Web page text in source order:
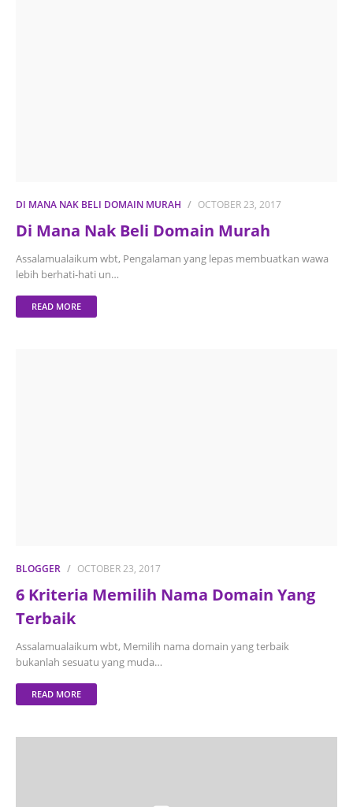
DI MANA NAK BELI DOMAIN MURAH OCTOBER 23, 2017
Di Mana Nak Beli Domain Murah
Assalamualaikum wbt, Pengalaman yang lepas membuatkan wawa
lebih berhati-hati un…
READ MORE
BLOGGER OCTOBER 23, 2017
6 Kriteria Memilih Nama Domain Yang
Terbaik
Assalamualaikum wbt, Memilih nama domain yang terbaik
bukanlah sesuatu yang muda…
READ MORE